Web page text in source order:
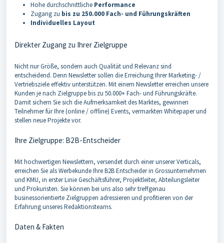
Hohe durchschnittliche Performance
Zugang zu bis zu 250.000 Fach- und Führungskräften
Individuelles Layout
Direkter Zugang zu Ihrer Zielgruppe
Nicht nur Größe, sondern auch Qualität und Relevanz sind
entscheidend. Denn Newsletter sollen die Erreichung Ihrer Marketing- /
Vertriebsziele effektiv unterstützen. Mit einem Newsletter erreichen unsere
Kunden je nach Zielgruppe bis zu 50.000+ Fach- und Führungskräfte.
Damit sichern Sie sich die Aufmerksamkeit des Marktes, gewinnen
Teilnehmer für Ihre (online / offline) Events, vermarkten Whitepaper und
stellen neue Projekte vor.
Ihre Zielgruppe: B2B-Entscheider
Mit hochwertigen Newslettern, versendet durch einer unserer Verticals,
erreichen Sie als Werbekunde Ihre B2B Entscheider in Grossunternehmen
und KMU, in erster Linie Geschäftsführer, Projektleiter, Abteilungsleiter
und Prokuristen. Sie können bei uns also sehr treffgenau
businessorientierte Zielgruppen adressieren und profitieren von der
Erfahrung unseres Redaktionsteams.
Daten & Fakten